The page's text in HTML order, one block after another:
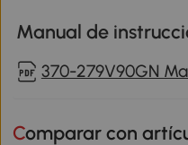
Manual de
370-279V90GN
Comparar con